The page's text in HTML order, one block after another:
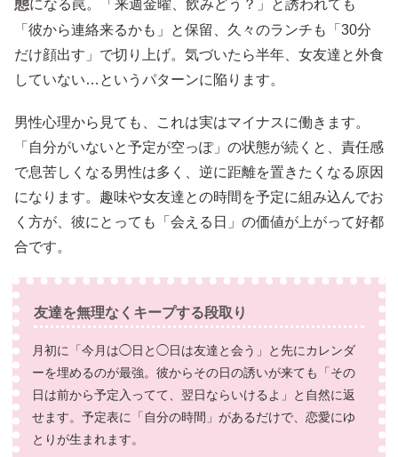
になる罠。「来週金曜、飲みどう？」と誘われても
「彼から連絡来るかも」と保留、久々のランチも「30分
だけ顔出す」で切り上げ。気づいたら半年、女友達と外食
していない…というパターンに陥ります。
男性心理から見ても、これは実はマイナスに働きます。
「自分がいないと予定が空っぽ」の状態が続くと、責任感
で息苦しくなる男性は多く、逆に距離を置きたくなる原因
になります。趣味や女友達との時間を予定に組み込んでお
く方が、彼にとっても「会える日」の価値が上がって好都
合です。
友達を無理なくキープする段取り
月初に「今月は◯日と◯日は友達と会う」と先にカレンダ
ーを埋めるのが最強。彼からその日の誘いが来ても「その
日は前から予定入ってて、翌日ならいけるよ」と自然に返
せます。予定表に「自分の時間」があるだけで、恋愛にゆ
とりが生まれます。